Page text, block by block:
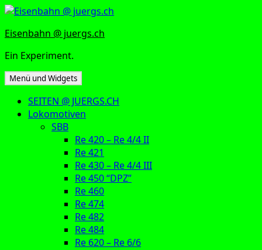
Zum
springen
Eisenbahn @ juergs.ch
Ein Experiment.
Menü und Widgets
SEITEN @ JUERGS.CH
Lokomotiven
SBB
Re 420 – Re 4/4 II
Re 421
Re 430 – Re 4/4 III
Re 450 “DPZ”
Re 460
Re 474
Re 482
Re 484
Re 620 – Re 6/6